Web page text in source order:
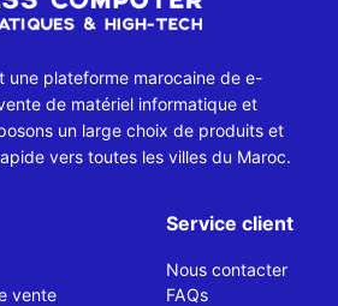
une plateforme marocaine de e-
de matériel informatique et
un large choix de produits et
vers toutes les villes du Maroc.
vente
Service client
Nous contacter
FAQs